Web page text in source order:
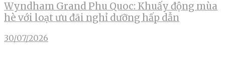
Wyndham Grand Phu Quoc: Khuấy động mùa
hè với loạt ưu đãi nghỉ dưỡng hấp dẫn
30/07/2026